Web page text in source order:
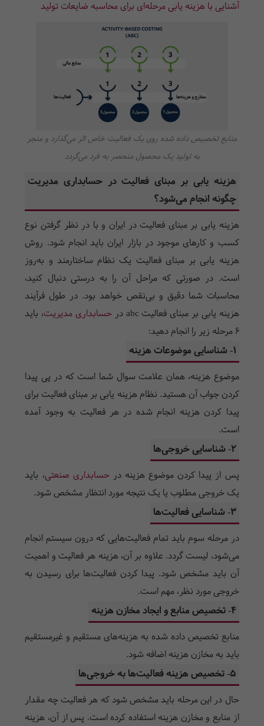
آشنایی با هزینه یابی مرحله‌ای برای محاسبه ضایعات تولید
منابع تخصیص داده شده روی یک فعالیت خاص اثر می‌گذارد و منجر
به تولید یک محصول منحصر به فرد می‌گردد
هزینه یابی بر مبنای فعالیت در حسابداری مدیریت
چگونه انجام می‌شود؟
هزینه یابی بر مبنای فعالیت در ایران و با در نظر گرفتن نوع
کسب و کارهای موجود در بازار ایران باید انجام شود. روش
هزینه یابی بر مبنای فعالیت یک نظام ساختارمند و به‌روز
است. در صورتی که مراحل آن را به درستی دنبال کنید،
محاسبات شما دقیق و بی‌نقص خواهد بود. در طول فرآیند
هزینه یابی بر مبنای فعالیت abc در
حسابداری مدیریت، باید
6 مرحله زیر را انجام دهید:
1- شناسایی موضوعات هزینه
موضوع هزینه، همان علامت سوال شما است که در پی پیدا
کردن جواب آن هستید. نظام هزینه یابی بر مبنای فعالیت برای
پیدا کردن هزینه انجام شده در هر فعالیت به وجود آمده
است.
2- شناسایی خروجی‌ها
پس از پیدا کردن موضوع هزینه درحسابداری صنعتی، باید
یک خروجی مطلوب یا یک نتیجه مورد انتظار مشخص شود.
3- شناسایی فعالیت‌ها
در مرحله سوم باید تمام فعالیت‌هایی که درون سیستم انجام
می‌شود، لیست گردد. علاوه بر آن، هزینه هر فعالیت و اهمیت
آن باید مشخص شود. پیدا کردن فعالیت‌ها برای رسیدن به
خروجی مورد نظر، مهم است.
4- تخصیص منابع و ایجاد مخازن هزینه
منابع تخصیص داده شده به هزینه‌های مستقیم و غیرمستقیم
باید به مخازن هزینه اضافه شود.
5- تخصیص هزینه فعالیت‌ها به خروجی‌ها
حال در این مرحله باید مشخص شود که هر فعالیت چه مقدار
از منابع و مخازن هزینه استفاده کرده است. پس از آن، هزینه